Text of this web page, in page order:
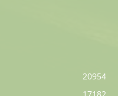
20954